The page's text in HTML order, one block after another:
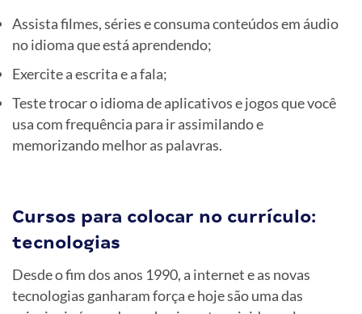
Assista filmes, séries e consuma conteúdos em áudio
no idioma que está aprendendo;
Exercite a escrita e a fala;
Teste trocar o idioma de aplicativos e jogos que você
usa com frequência para ir assimilando e
memorizando melhor as palavras.
Cursos para colocar no currículo:
tecnologias
Desde o fim dos anos 1990, a internet e as novas
tecnologias ganharam força e hoje são uma das